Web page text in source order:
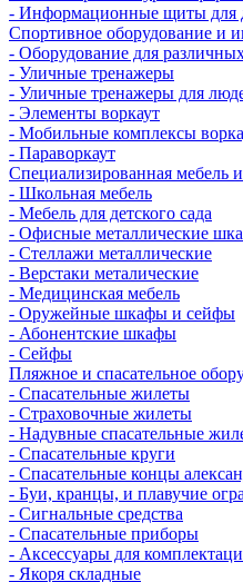
- Информационные щиты для
Спортивное оборудование и
- Оборудование для
- Уличные тренажеры
- Уличные тренажеры для
- Элементы воркаут
- Мобильные комплексы
- Параворкаут
Cпециализированная мебель
- Школьная мебель
- Мебель для детского сада
- Офисные металлические
- Стеллажи металлические
- Верстаки металические
- Медицинская мебель
- Оружейные шкафы и сейфы
- Абонентские шкафы
- Сейфы
Пляжное и спасательное
- Спасательные жилеты
- Страховочные жилеты
- Надувные спасательные
- Спасательные круги
- Спасательные концы
- Буи, кранцы, и плавучие
- Сигнальные средства
- Спасательные приборы
- Аксессуары для
- Якоря складные